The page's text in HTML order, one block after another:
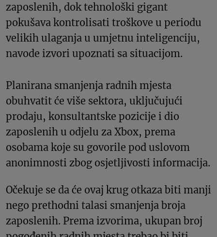
zaposlenih, dok tehnološki gigant
pokušava kontrolisati troškove u periodu
velikih ulaganja u umjetnu inteligenciju,
navode izvori upoznati sa situacijom.
Planirana smanjenja radnih mjesta
obuhvatit će više sektora, uključujući
prodaju, konsultantske pozicije i dio
zaposlenih u odjelu za Xbox, prema
osobama koje su govorile pod uslovom
anonimnosti zbog osjetljivosti informacija.
Očekuje se da će ovaj krug otkaza biti manji
nego prethodni talasi smanjenja broja
zaposlenih. Prema izvorima, ukupan broj